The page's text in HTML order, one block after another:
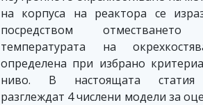
на корпуса на реактора се
посредством
температурата на
oпределена при избрано
ниво. В настоящата
разглеждат 4 числени модели за